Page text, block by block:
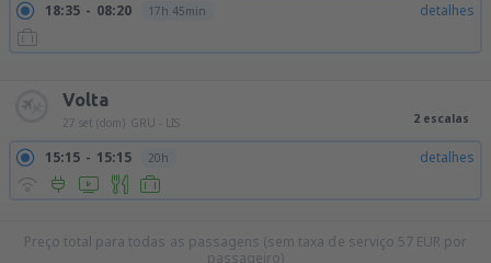
18:35 08:20 17h 45min detalhes
Volta
27 set (dom) GRU - LIS 2 escalas
15:15 15:15 20h detalhes
Preço total para todas as passagens (sem taxa de serviço 57 EUR por
passageiro)